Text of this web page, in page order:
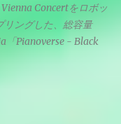
Concertをロボッ
リングした、総容量
「Pianoverse - Black